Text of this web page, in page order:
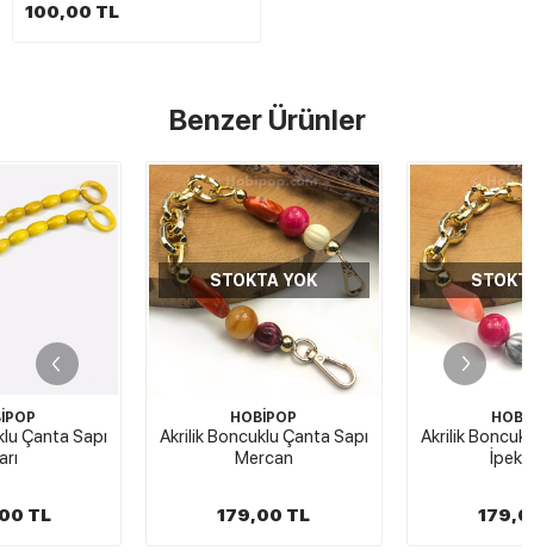
100,00 TL
Benzer Ürünler
STOKTA YOK
Akrilik Boncuklu Çanta Sapı
STOKTA YOK
Akrilik Boncuklu Çanta Sapı